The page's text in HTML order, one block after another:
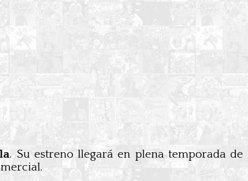
. Su estreno llegará en plena temporada de